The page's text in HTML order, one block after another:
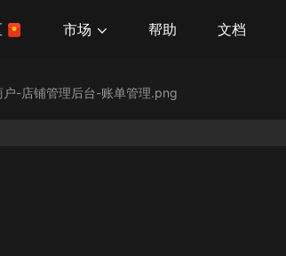
市场 帮助 文档
户-店铺管理后台-账单管理.png